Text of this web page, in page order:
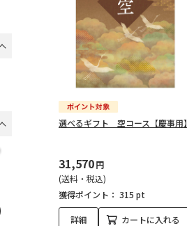
選べるギフト 空コース【慶事用】
31,570円
(送料・税込)
獲得ポイント： 315 pt
詳細 カートに入れる